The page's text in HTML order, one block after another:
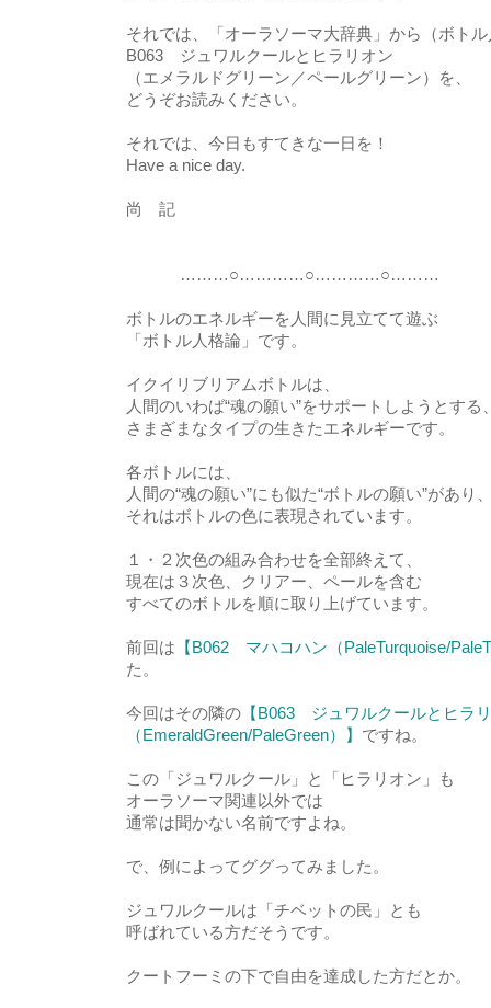
それでは、「オーラソーマ大辞典」から（ボト
B063 ジュワルクールとヒラリオン
（エメラルドグリーン／ペールグリーン）を、
どうぞお読みください。
それでは、今日もすてきな一日を！
Have a nice day.
尚 記
………○…………○…………○………
ボトルのエネルギーを人間に見立てて遊ぶ
「ボトル人格論」です。
イクイリブリアムボトルは、
人間のいわば“魂の願い”をサポートしようとする
さまざまなタイプの生きたエネルギーです。
各ボトルには、
人間の“魂の願い”にも似た“ボトルの願い”があり
それはボトルの色に表現されています。
１・２次色の組み合わせを全部終えて、
現在は３次色、クリアー、ペールを含む
すべてのボトルを順に取り上げています。
前回は 【B062 マハコハン（PaleTurquoise/
た。
今回はその隣の 【B063 ジュワルクールとヒラ
（EmeraldGreen/PaleGreen）】 ですね。
この「ジュワルクール」と「ヒラリオン」も
オーラソーマ関連以外では
通常は聞かない名前ですよね。
で、例によってググってみました。
ジュワルクールは「チベットの民」とも
呼ばれている方だそうです。
クートフーミの下で自由を達成した方だとか。